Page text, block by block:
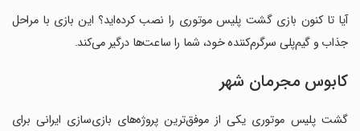
آیا تا کنون بازی گشت پلیس موتوری را نصب کرده‌اید؟ این بازی با مراحل
جذاب و گیم‌پلی سرگرم‌کننده خود، شما را ساعت‌ها درگیر می‌کند.
کابوس مجرمان شهر
گشت پلیس موتوری یکی از موفق‌ترین پروژه‌های بازی‌سازی ایرانی برای